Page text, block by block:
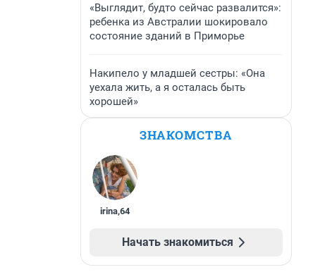
«Выглядит, будто сейчас развалится»:
ребенка из Австралии шокировало
состояние зданий в Приморье
Накипело у младшей сестры: «Она
уехала жить, а я осталась быть
хорошей»
ЗНАКОМСТВА
irina,64
Начать знакомиться